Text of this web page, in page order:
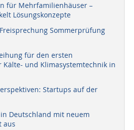
für Mehrfamilienhäuser –
Lösungskonzepte
Sommerprüfung
für den ersten
Kälte- und Klimasystemtechnik in
Startups auf der
Deutschland mit neuem
aus